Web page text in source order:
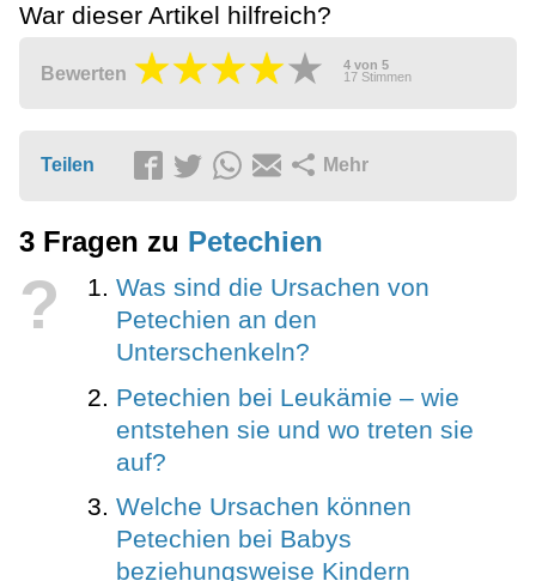
War dieser Artikel hilfreich?
Bewerten 4 von 5
17 Stimmen
Teilen Mehr
3 Fragen zu Petechien
?
Was sind die Ursachen von
Petechien an den
Unterschenkeln?
Petechien bei Leukämie – wie
entstehen sie und wo treten sie
auf?
Welche Ursachen können
Petechien bei Babys
beziehungsweise Kindern